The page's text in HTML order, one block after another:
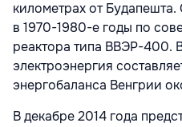
километрах от
в 1970-1980-е годы по
реактора типа ВВЭР-400.
электроэнергия
энергобаланса Венгрии
В декабре 2014 года